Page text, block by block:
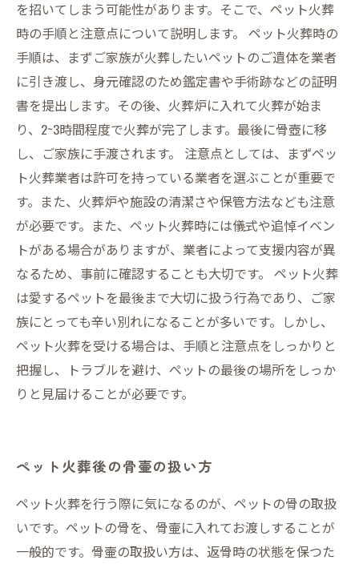
を招いてしまう可能性があります。そこで、ペット火葬
時の手順と注意点について説明します。 ペット火葬時の
手順は、まずご家族が火葬したいペットのご遺体を業者
に引き渡し、身元確認のため鑑定書や手術跡などの証明
書を提出します。その後、火葬炉に入れて火葬が始ま
り、2~3時間程度で火葬が完了します。最後に骨壺に移
し、ご家族に手渡されます。 注意点としては、まずペッ
ト火葬業者は許可を持っている業者を選ぶことが重要で
す。また、火葬炉や施設の清潔さや保管方法なども注意
が必要です。また、ペット火葬時には儀式や追悼イベン
トがある場合がありますが、業者によって支援内容が異
なるため、事前に確認することも大切です。 ペット火葬
は愛するペットを最後まで大切に扱う行為であり、ご家
族にとっても辛い別れになることが多いです。しかし、
ペット火葬を受ける場合は、手順と注意点をしっかりと
把握し、トラブルを避け、ペットの最後の場所をしっか
りと見届けることが必要です。
ペット火葬後の骨壷の扱い方
ペット火葬を行う際に気になるのが、ペットの骨の取扱
いです。ペットの骨を、骨壷に入れてお渡しすることが
一般的です。骨壷の取扱い方は、返骨時の状態を保つた